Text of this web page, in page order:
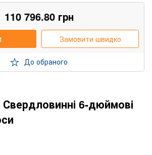
110 796.80грн
Замовити швидко
До обраного
6-дюймові